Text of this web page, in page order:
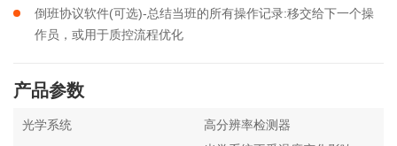
倒班协议软件(可选)-总结当班的所有操作记录:移交给下一个操
作员，或用于质控流程优化
产品参数
光学系统
高分辨率检测器